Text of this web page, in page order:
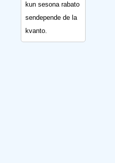
kun sesona rabato
sendepende de la
kvanto.